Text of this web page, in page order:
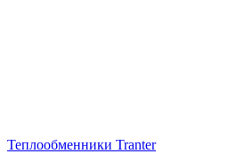
Теплообменники Tranter